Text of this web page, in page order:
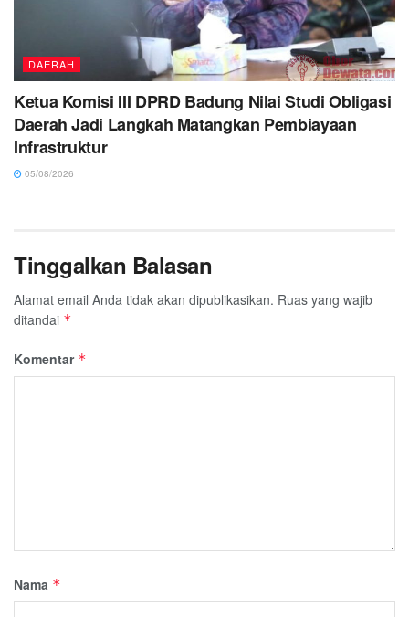
DAERAH
Ketua Komisi III DPRD Badung Nilai Studi Obligasi
Daerah Jadi Langkah Matangkan Pembiayaan
Infrastruktur
05/08/2026
Tinggalkan Balasan
Alamat email Anda tidak akan dipublikasikan. Ruas yang wajib
ditandai *
Komentar *
Nama *